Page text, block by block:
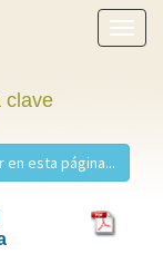
menú
clave